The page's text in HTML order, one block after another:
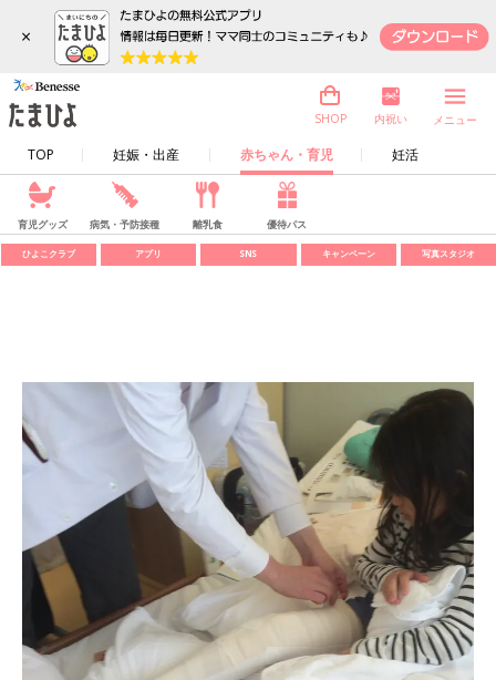
×
TOP 妊娠・出産 赤ちゃん・育児 妊活
SHOP 内祝い メニュー
育児グッズ 病気・予防接種 離乳食 優待パス
ひよこクラブ アプリ SNS キャンペーン 写真スタジオ